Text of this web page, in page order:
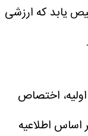
۱۱۰ سهم تخصیص یابد که ارزشی
اختصاص
اساس اطلاعیه